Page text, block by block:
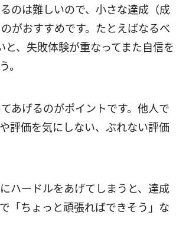
のは難しいので、小さな達成（成
がおすすめです。たとえばなるべ
、失敗体験が重なってまた自信を
。
あげるのがポイントです。他人で
評価を気にしない、ぶれない評価
ハードルをあげてしまうと、達成
「ちょっと頑張ればできそう」な